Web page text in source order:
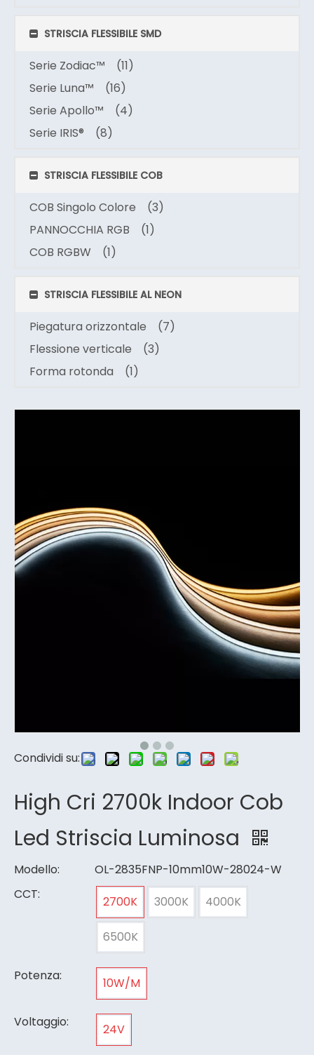
STRISCIA FLESSIBILE SMD
Serie Zodiac™
(11)
Serie Luna™
(16)
Serie Apollo™
(4)
Serie IRIS®
(8)
STRISCIA FLESSIBILE COB
COB Singolo Colore
(3)
PANNOCCHIA RGB
(1)
COB RGBW
(1)
STRISCIA FLESSIBILE AL NEON
Piegatura orizzontale
(7)
Flessione verticale
(3)
Forma rotonda
(1)
Condividi su:
High Cri 2700k Indoor Cob
Led Striscia Luminosa
Modello:
OL-2835FNP-10mm10W-28024-W
CCT:
2700K 3000K 4000K
6500K
Potenza: 10W/M
Voltaggio: 24V